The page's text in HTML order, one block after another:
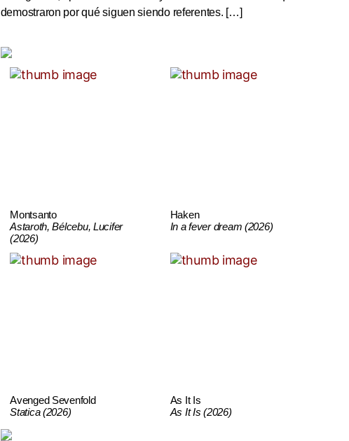
demostraron por qué siguen siendo referentes. […]
Montsanto
Astaroth, Bélcebu, Lucifer
(2026)
Haken
In a fever dream (2026)
Avenged Sevenfold
Statica (2026)
As It Is
As It Is (2026)